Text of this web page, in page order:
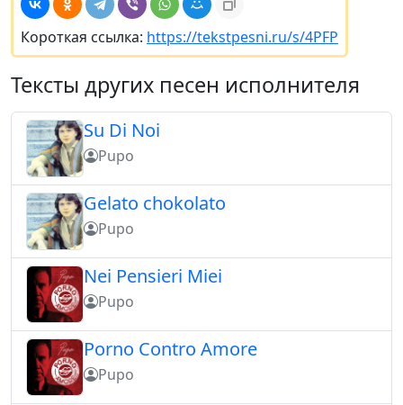
Короткая ссылка: https://tekstpesni.ru/s/4PFP
Тексты других песен исполнителя
Su Di Noi
Pupo
Gelato chokolato
Pupo
Nei Pensieri Miei
Pupo
Porno Contro Amore
Pupo